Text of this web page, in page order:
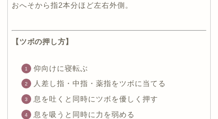
おへそから指2本分ほど左右外側。
【ツボの押し方】
仰向けに寝転ぶ
人差し指・中指・薬指をツボに当てる
息を吐くと同時にツボを優しく押す
息を吸うと同時に力を弱める